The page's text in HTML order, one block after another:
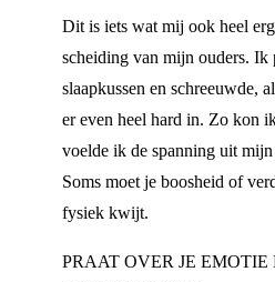
Dit is iets wat mij ook heel
scheiding van mijn ouders. Ik
slaapkussen en schreeuwde,
er even heel hard in. Zo kon
voelde ik de spanning uit
Soms moet je boosheid of
fysiek kwijt.
PRAAT OVER JE